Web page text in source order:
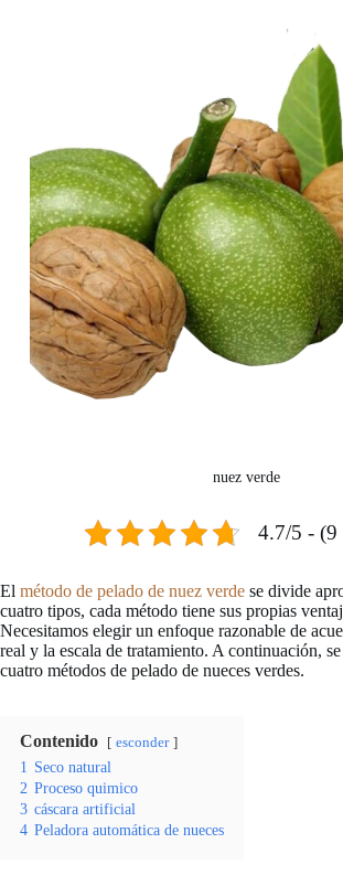
nuez verde
4.7/5 - (9
El método de pelado de nuez verde se divide
cuatro tipos, cada método tiene sus propias
Necesitamos elegir un enfoque razonable de
real y la escala de tratamiento. A continuación,
cuatro métodos de pelado de nueces verdes.
Contenido esconder
1 Seco natural
2 Proceso quimico
3 cáscara artificial
4 Peladora automática de nueces